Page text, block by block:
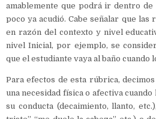
amablemente que podrá ir dentro de
poco ya acudió. Cabe señalar que las
en razón del contexto y nivel
nivel Inicial, por ejemplo, se
que el estudiante vaya al baño cuando
Para efectos de esta rúbrica,
una necesidad física o afectiva
su conducta (decaimiento, llanto,